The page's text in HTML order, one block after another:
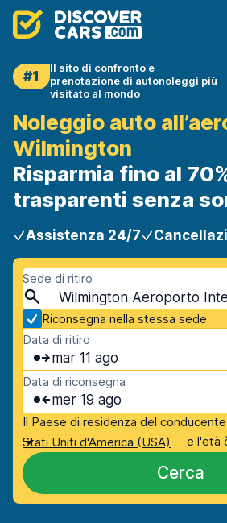
#1
Il sito di confronto e
prenotazione di autonoleggi più
visitato al mondo
Noleggio auto
Wilmington
Risparmia fino al
trasparenti senza
Assistenza 24/7
Sede di ritiro
Riconsegna nella stessa sede
Data di ritiro
mar 11 ago
Data di riconsegna
mer 19 ago
Il Paese di residenza del
Stati Uniti d'America (USA)
e l'età
Cerca